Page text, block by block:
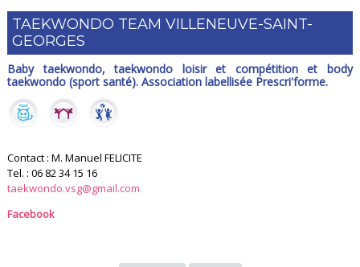
TAEKWONDO TEAM VILLENEUVE-SAINT-
GEORGES
Baby taekwondo, taekwondo loisir et compétition et body
taekwondo (sport santé). Association labellisée Prescri'forme.
Contact : M. Manuel FELICITE
Tel. : 06 82 34 15 16
taekwondo.vsg@gmail.com
Facebook